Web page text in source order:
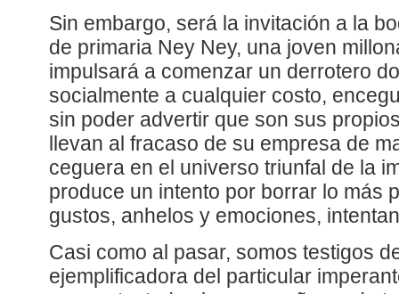
Sin embargo, será la invitación a la
de primaria Ney Ney, una joven
impulsará a comenzar un derrotero
socialmente a cualquier costo,
sin poder advertir que son sus
llevan al fracaso de su empresa de
ceguera en el universo triunfal de la
produce un intento por borrar lo más
gustos, anhelos y emociones,
Casi como al pasar, somos testigos
ejemplificadora del particular